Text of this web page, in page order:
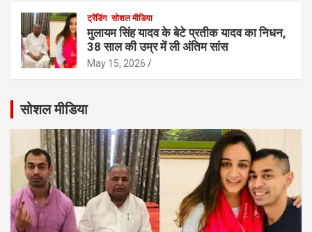
ट्रेंडिंग सोशल मीडिया
मुलायम सिंह यादव के बेटे प्रतीक यादव का निधन,
38 साल की उम्र में ली अंतिम सांस
May 15, 2026
सोशल मीडिया